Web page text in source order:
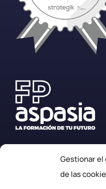
Gestionar
de las
+34 987 57 23 23